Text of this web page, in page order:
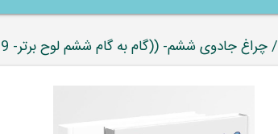
/ چراغ جادوی ششم- ((گام به گام ششم لوح برتر- 9 کتاب در یک کتاب))